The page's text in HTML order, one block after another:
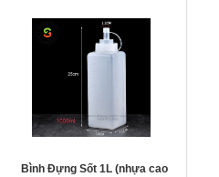
Bình Đựng Sốt 1L (nhựa cao